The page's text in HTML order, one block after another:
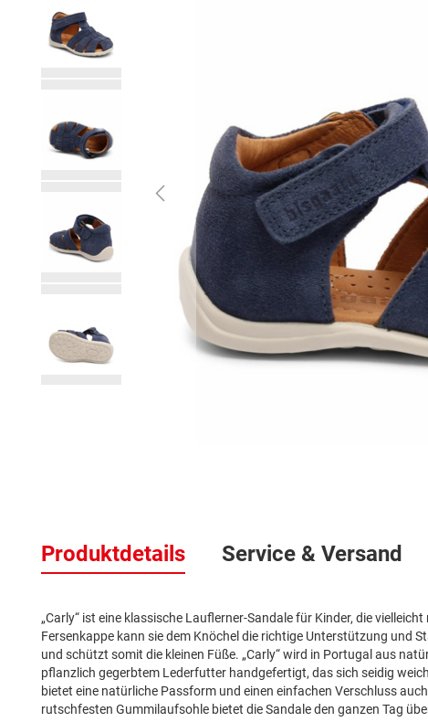
der
Bildergalerie
Produktdetails
„Carly“ ist eine klassische Lauflerner-Sandale für Kinder, die
Fersenkappe kann sie dem Knöchel die richtige Unterstützung und
und schützt somit die kleinen Füße. „Carly“ wird in Portugal aus
pflanzlich gegerbtem Lederfutter handgefertigt, das sich seidig
bietet eine natürliche Passform und einen einfachen Verschluss
rutschfesten Gummilaufsohle bietet die Sandale den ganzen Tag
Service & Versand